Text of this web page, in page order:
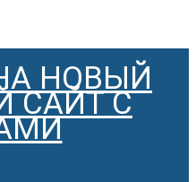
НОВЫЙ
САЙТ С